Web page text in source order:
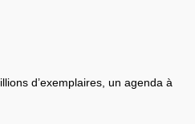
d’exemplaires, un agenda à